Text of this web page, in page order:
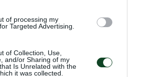
of processing my
Targeted Advertising.
of Collection, Use,
and/or Sharing of my
Is Unrelated with the
it was collected.
διήμερο ολοκληρώθηκε για το
Παναθηναϊκού στο Εθνικό